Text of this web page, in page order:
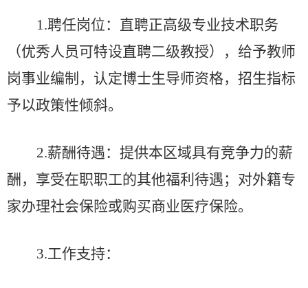
1.聘任岗位：直聘正高级专业技术职务
（优秀人员可特设直聘二级教授）
，给予教师
岗事业编制，认定博士生导师资格，招生指标
予以政策性倾斜。
2.薪酬待遇： 提供本区域具有竞争力的薪
酬，享受在职职工的其他福利待遇；对外籍专
家办理社会保险或购买商业医疗保险。
3.工作支持：